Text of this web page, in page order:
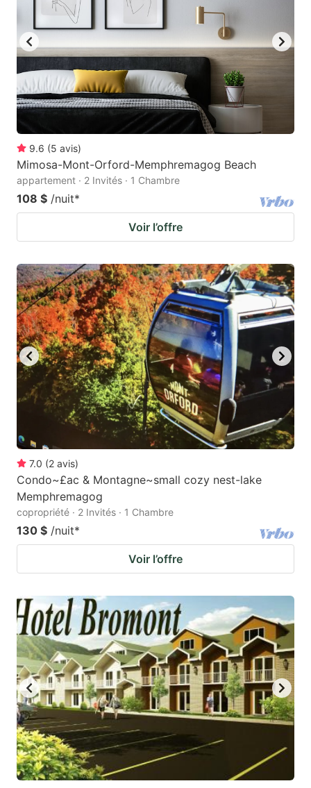
9.6 (5 avis)
Mimosa-Mont-Orford-Memphremagog Beach
appartement · 2 Invités · 1 Chambre
108 $ /nuit*
Voir l’offre
7.0 (2 avis)
Condo~£ac & Montagne~small cozy nest-lake
Memphremagog
copropriété · 2 Invités · 1 Chambre
130 $ /nuit*
Voir l’offre